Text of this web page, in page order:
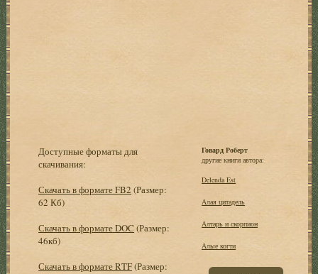
Доступные форматы для
скачивания:
Скачать в формате FB2 (Размер:
62 Кб)
Скачать в формате DOC (Размер:
46кб)
Скачать в формате RTF(Размер:
Говард Роберт
другие книги автора:
Delenda Est
Алая цитадель
Алтарь и скорпион
Алые когти